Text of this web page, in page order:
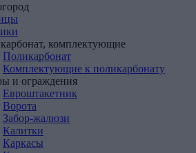
комплектующие
Поликарбонат
Комплектующие к поликарбонату
и ограждения
Евроштакетник
Ворота
Забор-жалюзи
Калитки
Каркасы